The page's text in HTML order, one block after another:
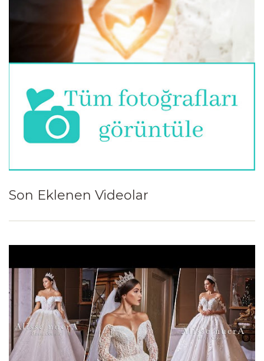
Son Eklenen Videolar